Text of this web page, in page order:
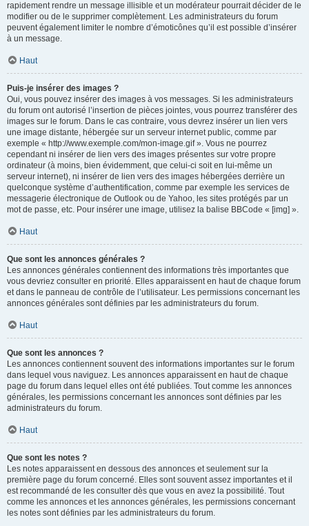
rapidement rendre un message illisible et un modérateur pourrait décider de le
modifier ou de le supprimer complètement. Les administrateurs du forum
peuvent également limiter le nombre d’émoticônes qu’il est possible d’insérer
à un message.
Haut
Puis-je insérer des images ?
Oui, vous pouvez insérer des images à vos messages. Si les administrateurs
du forum ont autorisé l’insertion de pièces jointes, vous pourrez transférer des
images sur le forum. Dans le cas contraire, vous devrez insérer un lien vers
une image distante, hébergée sur un serveur internet public, comme par
exemple « http://www.exemple.com/mon-image.gif ». Vous ne pourrez
cependant ni insérer de lien vers des images présentes sur votre propre
ordinateur (à moins, bien évidemment, que celui-ci soit en lui-même un
serveur internet), ni insérer de lien vers des images hébergées derrière un
quelconque système d’authentification, comme par exemple les services de
messagerie électronique de Outlook ou de Yahoo, les sites protégés par un
mot de passe, etc. Pour insérer une image, utilisez la balise BBCode « [img] ».
Haut
Que sont les annonces générales ?
Les annonces générales contiennent des informations très importantes que
vous devriez consulter en priorité. Elles apparaissent en haut de chaque forum
et dans le panneau de contrôle de l’utilisateur. Les permissions concernant les
annonces générales sont définies par les administrateurs du forum.
Haut
Que sont les annonces ?
Les annonces contiennent souvent des informations importantes sur le forum
dans lequel vous naviguez. Les annonces apparaissent en haut de chaque
page du forum dans lequel elles ont été publiées. Tout comme les annonces
générales, les permissions concernant les annonces sont définies par les
administrateurs du forum.
Haut
Que sont les notes ?
Les notes apparaissent en dessous des annonces et seulement sur la
première page du forum concerné. Elles sont souvent assez importantes et il
est recommandé de les consulter dès que vous en avez la possibilité. Tout
comme les annonces et les annonces générales, les permissions concernant
les notes sont définies par les administrateurs du forum.